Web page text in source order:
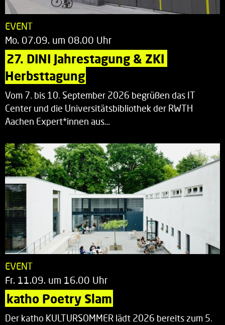
EVENT
Mo. 07.09. um 08.00 Uhr
27. DINI Jahrestagung & ZKI
Herbsttagung
Vom 7. bis 10. September 2026 begrüßen das IT
Center und die Universitätsbibliothek der RWTH
Aachen Expert*innen aus…
EVENT
Fr. 11.09. um 16.00 Uhr
katho Poetry Slam
Der katho KULTURSOMMER lädt 2026 bereits zum 5.